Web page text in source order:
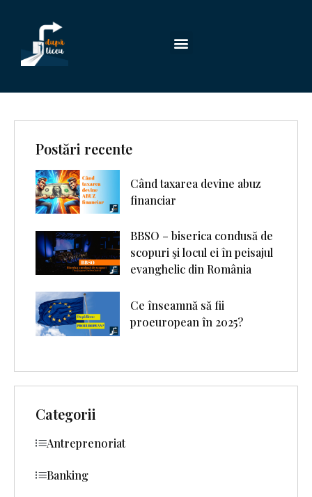
Postări recente
Când taxarea devine abuz
financiar
BBSO – biserica condusă de
scopuri şi locul ei în peisajul
evanghelic din România
Ce înseamnă să fii
proeuropean în 2025?
Categorii
Antreprenoriat
Banking